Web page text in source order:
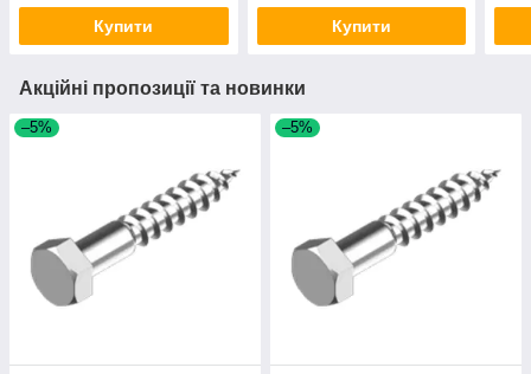
Купити Купити
Акційні пропозиції та новинки
–5% –5%